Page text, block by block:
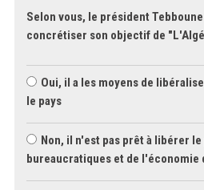
Selon vous, le président
concrétiser son objectif de
Oui, il a les moyens de
le pays
Non, il n'est pas prêt à libérer
bureaucratiques et de l'économie